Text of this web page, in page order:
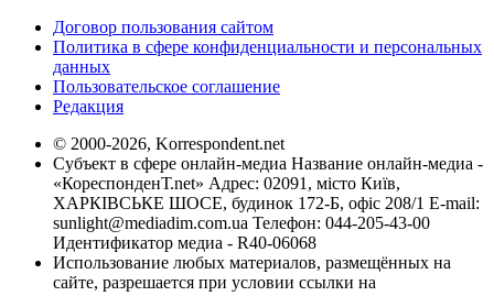
Договор пользования сайтом
Политика в сфере конфиденциальности и персональных
данных
Пользовательское соглашение
Редакция
© 2000-2026, Korrespondent.net
Субъект в сфере онлайн-медиа Название онлайн-медиа -
«КореспонденТ.net» Адрес: 02091, місто Київ,
ХАРКІВСЬКЕ ШОСЕ, будинок 172-Б, офіс 208/1 E-mail:
sunlight@mediadim.com.ua Телефон: 044-205-43-00
Идентификатор медиа - R40-06068
Использование любых материалов, размещённых на
сайте, разрешается при условии ссылки на